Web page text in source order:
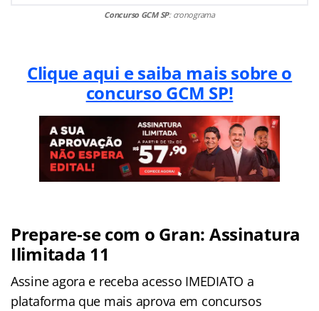
Concurso GCM SP: cronograma
Clique aqui e saiba mais sobre o
concurso GCM SP!
Prepare-se com o Gran: Assinatura
Ilimitada 11
Assine agora e receba acesso IMEDIATO a
plataforma que mais aprova em concursos